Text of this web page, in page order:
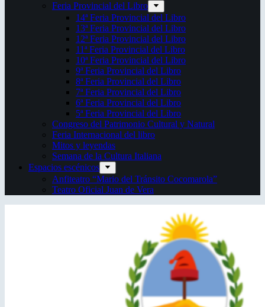
Feria Provincial del Libro
14ª Feria Provincial del Libro
13ª Feria Provincial del Libro
12ª Feria Provincial del Libro
11ª Feria Provincial del Libro
10ª Feria Provincial del Libro
9ª Feria Provincial del Libro
8ª Feria Provincial del Libro
7ª Feria Provincial del Libro
6ª Feria Provincial del Libro
5ª Feria Provincial del Libro
Congreso del Patrimonio Cultural y Natural
Feria Internacional del libro
Mitos y leyendas
Semana de la Cultura Italiana
Espacios escénicos
Anfiteatro “Mario del Tránsito Cocomarola”
Teatro Oficial Juan de Vera